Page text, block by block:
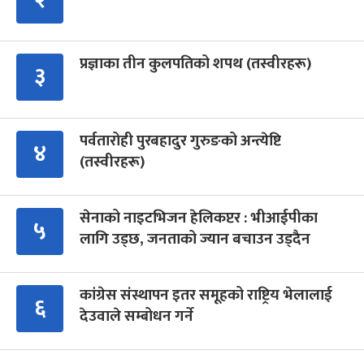
३ प्रज्ञाका तीन कुलपतिको शपथ (तस्वीरहरू)
४
पर्वतारोही पुरबहादुर गुरुङको अन्त्येष्टि
(तस्वीरहरू)
५
सेनाको नाइटभिजन हेलिकप्टर : भीआईपीका
लागि उड्छ, जनताको ज्यान बचाउन उड्दैन
६
कांग्रेस संस्थापन इतर समूहको राष्ट्रिय भेलालाई
देउवाले सम्बोधन गर्ने